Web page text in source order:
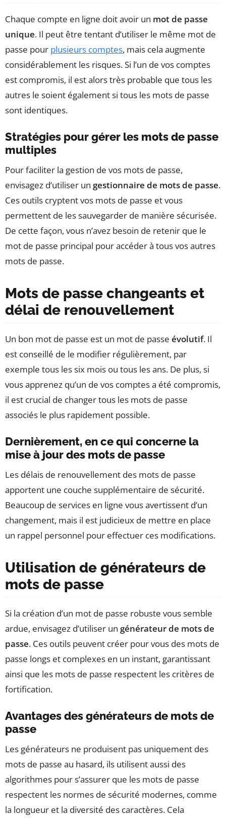
Chaque compte en ligne doit avoir un mot de passe
unique. Il peut être tentant d’utiliser le même mot de
passe pour plusieurs comptes, mais cela augmente
considérablement les risques. Si l’un de vos comptes
est compromis, il est alors très probable que tous les
autres le soient également si tous les mots de passe
sont identiques.
Stratégies pour gérer les mots de passe
multiples
Pour faciliter la gestion de vos mots de passe,
envisagez d’utiliser un gestionnaire de mots de passe.
Ces outils cryptent vos mots de passe et vous
permettent de les sauvegarder de manière sécurisée.
De cette façon, vous n’avez besoin de retenir que le
mot de passe principal pour accéder à tous vos autres
mots de passe.
Mots de passe changeants et
délai de renouvellement
Un bon mot de passe est un mot de passe évolutif. Il
est conseillé de le modifier régulièrement, par
exemple tous les six mois ou tous les ans. De plus, si
vous apprenez qu’un de vos comptes a été compromis,
il est crucial de changer tous les mots de passe
associés le plus rapidement possible.
Dernièrement, en ce qui concerne la
mise à jour des mots de passe
Les délais de renouvellement des mots de passe
apportent une couche supplémentaire de sécurité.
Beaucoup de services en ligne vous avertissent d’un
changement, mais il est judicieux de mettre en place
un rappel personnel pour effectuer ces modifications.
Utilisation de générateurs de
mots de passe
Si la création d’un mot de passe robuste vous semble
ardue, envisagez d’utiliser un générateur de mots de
passe. Ces outils peuvent créer pour vous des mots de
passe longs et complexes en un instant, garantissant
ainsi que les mots de passe respectent les critères de
fortification.
Avantages des générateurs de mots de
passe
Les générateurs ne produisent pas uniquement des
mots de passe au hasard, ils utilisent aussi des
algorithmes pour s’assurer que les mots de passe
respectent les normes de sécurité modernes, comme
la longueur et la diversité des caractères. Cela